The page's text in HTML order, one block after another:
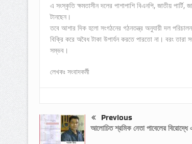
এ সংস্কৃতি ক্ষমতাসীন দলের পাশাপাশি বিএনপি, জাতীয়
টানছেন।
তবে আশার দিক হলো সংগঠনের গঠনতন্ত্র অনুযায়ী দল
বিক্রি করে অবৈধ টাকা উপার্যন করতে পারতো না। বরং তারা
সম্ভব।
লেখকঃ সংবাদকর্মী
Previous
আলোচিত শ্রমিক নেতা পাবেলের বিরোদ্ধে